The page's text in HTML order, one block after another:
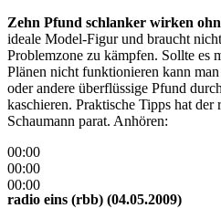
Zehn Pfund schlanker wirken
ideale Model-Figur und braucht
Problemzone zu kämpfen. Sollte es
Plänen nicht funktionieren kann
oder andere überflüssige Pfund
kaschieren. Praktische Tipps hat der
Schaumann parat. Anhören:
00:00
00:00
00:00
radio eins (rbb) (04.05.2009)